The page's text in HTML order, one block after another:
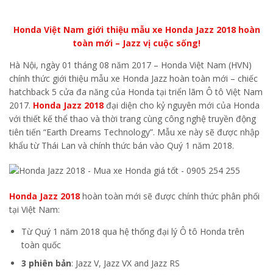
Honda Việt Nam giới thiệu mẫu xe Honda Jazz 2018 hoàn
toàn mới – Jazz vị cuộc sống!
Hà Nội, ngày 01 tháng 08 năm 2017 – Honda Việt Nam (HVN)
chính thức giới thiệu mẫu xe Honda Jazz hoàn toàn mới – chiếc
hatchback 5 cửa đa năng của Honda tại triển lãm Ô tô Việt Nam
2017. Honda Jazz 2018 đại diện cho kỷ nguyên mới của Honda
với thiết kế thể thao và thời trang cùng công nghệ truyền động
tiên tiến “Earth Dreams Technology”. Mẫu xe này sẽ được nhập
khẩu từ Thái Lan và chính thức bán vào Quý 1 năm 2018.
Honda Jazz 2018 hoàn toàn mới sẽ được chính thức phân phối
tại Việt Nam:
Từ Quý 1 năm 2018 qua hệ thống đại lý Ô tô Honda trên
toàn quốc
3 phiên bản: Jazz V, Jazz VX and Jazz RS